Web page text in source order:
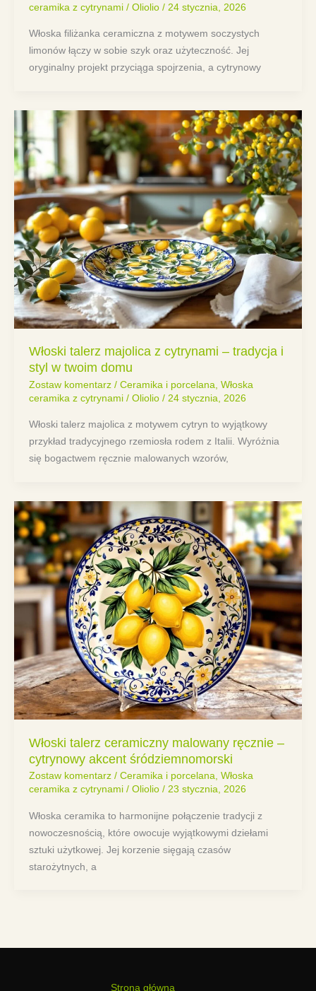
ceramika z cytrynami/ Oliolio / 24 stycznia, 2026
Włoska filiżanka ceramiczna z motywem soczystych
limonów łączy w sobie szyk oraz użyteczność. Jej
oryginalny projekt przyciąga spojrzenia, a cytrynowy
Włoski talerz majolica z cytrynami – tradycja i
styl w twoim domu
Zostaw komentarz / Ceramika i porcelana, Włoska
ceramika z cytrynami/ Oliolio / 24 stycznia, 2026
Włoski talerz majolica z motywem cytryn to wyjątkowy
przykład tradycyjnego rzemiosła rodem z Italii. Wyróżnia
się bogactwem ręcznie malowanych wzorów,
Włoski talerz ceramiczny malowany ręcznie –
cytrynowy akcent śródziemnomorski
Zostaw komentarz / Ceramika i porcelana, Włoska
ceramika z cytrynami/ Oliolio / 23 stycznia, 2026
Włoska ceramika to harmonijne połączenie tradycji z
nowoczesnością, które owocuje wyjątkowymi dziełami
sztuki użytkowej. Jej korzenie sięgają czasów
starożytnych, a
Strona główna